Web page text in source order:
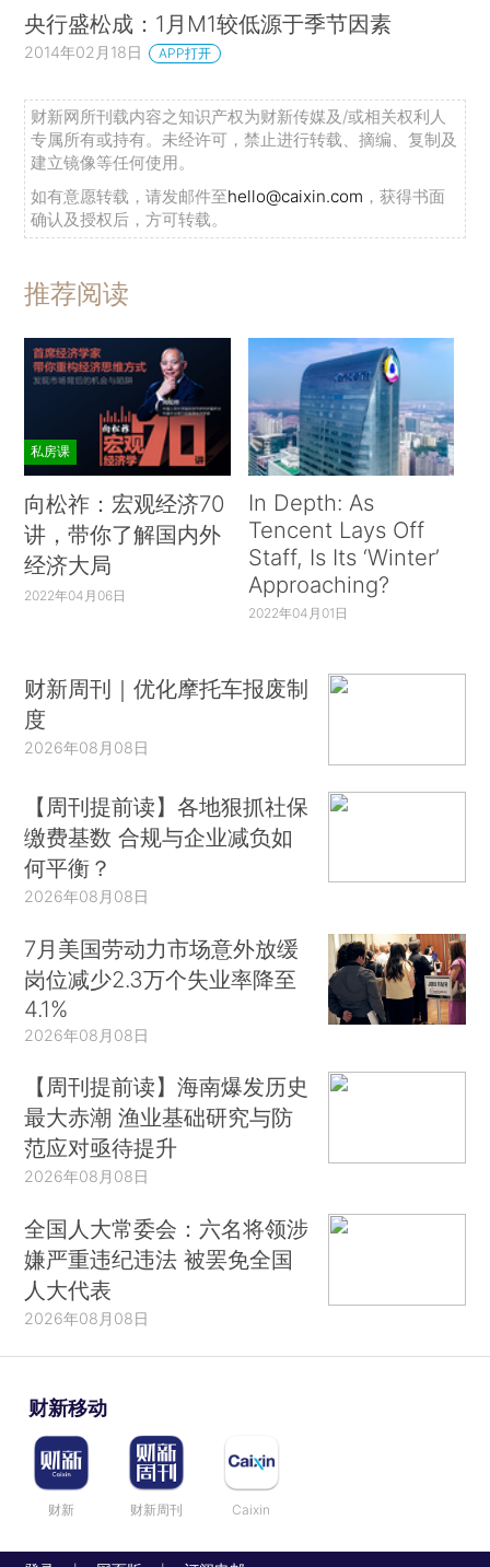
央行盛松成：1月M1较低源于季节因素
2014年02月18日 APP打开
财新网所刊载内容之知识产权为财新传媒及/或相关权利人
专属所有或持有。未经许可，禁止进行转载、摘编、复制及
建立镜像等任何使用。
如有意愿转载，请发邮件至hello@caixin.com ，获得书面
确认及授权后，方可转载。
推荐阅读
私房课
向松祚：宏观经济70
讲，带你了解国内外
经济大局
2022年04月06日
In Depth: As
Tencent Lays Off
Staff, Is Its ‘Winter’
Approaching?
2022年04月01日
财新周刊｜优化摩托车报废制
度
2026年08月08日
【周刊提前读】各地狠抓社保
缴费基数 合规与企业减负如
何平衡？
2026年08月08日
7月美国劳动力市场意外放缓
岗位减少2.3万个失业率降至
4.1%
2026年08月08日
【周刊提前读】海南爆发历史
最大赤潮 渔业基础研究与防
范应对亟待提升
2026年08月08日
全国人大常委会：六名将领涉
嫌严重违纪违法 被罢免全国
人大代表
2026年08月08日
财新移动
财新 财新周刊 Caixin